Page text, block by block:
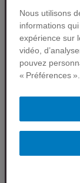
Nous utilisons
informations
expérience sur
vidéo,
pouvez
« Préférences ».